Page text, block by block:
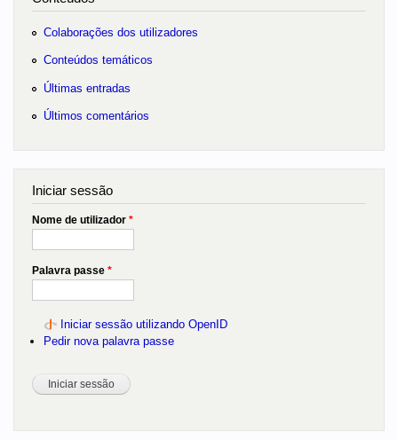
Colaborações dos utilizadores
Conteúdos temáticos
Últimas entradas
Últimos comentários
Iniciar sessão
Nome de utilizador *
Palavra passe *
Iniciar sessão utilizando OpenID
Pedir nova palavra passe